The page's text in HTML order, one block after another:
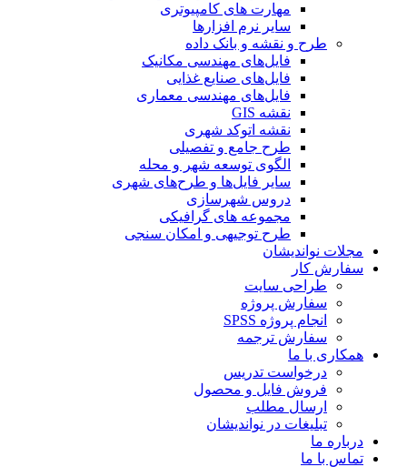
مهارت های کامپیوتری
سایر نرم افزارها
طرح و نقشه و بانک داده
فایل‌های مهندسی مکانیک
فایل‌های صنایع غذایی
فایل‌های مهندسی معماری
نقشه GIS
نقشه اتوکد شهری
طرح جامع و تفصیلی
الگوی توسعه شهر و محله
سایر فایل‌ها و طرح‌های شهری
دروس شهرسازی
مجموعه های گرافیکی
طرح توجیهی و امکان سنجی
مجلات نواندیشان
سفارش کار
طراحی سایت
سفارش پروژه
انجام پروژه SPSS
سفارش ترجمه
همکاری با ما
درخواست تدریس
فروش فایل و محصول
ارسال مطلب
تبلیغات در نواندیشان
درباره ما
تماس با ما